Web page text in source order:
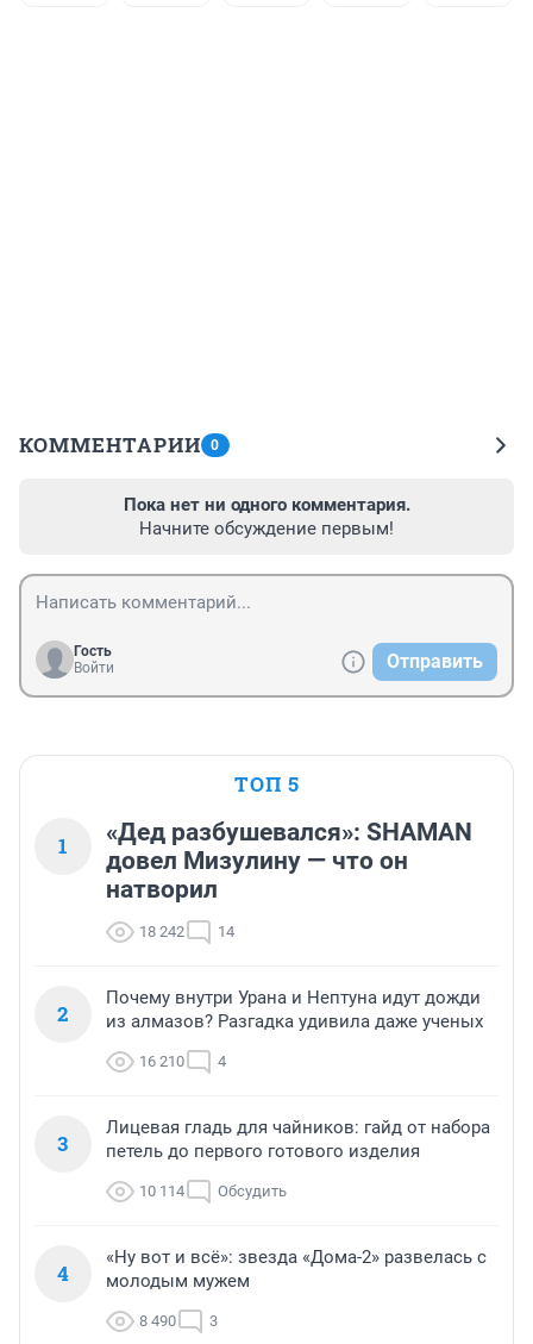
КОММЕНТАРИИ 0
Пока нет ни одного комментария.
Начните обсуждение первым!
Гость
Войти
Отправить
ТОП 5
1
«Дед разбушевался»: SHAMAN
довел Мизулину — что он
натворил
18 242 14
2
Почему внутри Урана и Нептуна идут дожди
из алмазов? Разгадка удивила даже ученых
16 210 4
3
Лицевая гладь для чайников: гайд от набора
петель до первого готового изделия
10 114 Обсудить
4
«Ну вот и всё»: звезда «Дома-2» развелась с
молодым мужем
8 490 3